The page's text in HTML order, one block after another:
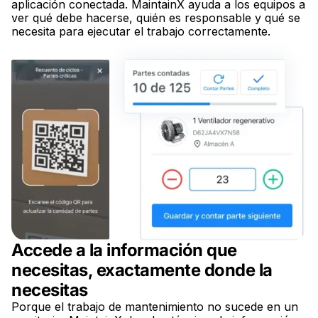
aplicación conectada. MaintainX ayuda a los equipos a
ver qué debe hacerse, quién es responsable y qué se
necesita para ejecutar el trabajo correctamente.
Accede a la información que
necesitas, exactamente donde la
necesitas
Porque el trabajo de mantenimiento no sucede en un